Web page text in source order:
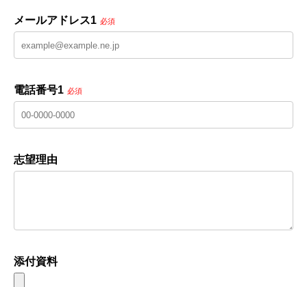
メールアドレス1 必須
電話番号1 必須
志望理由
添付資料